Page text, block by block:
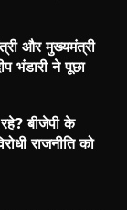
और मुख्यमंत्री
भंडारी ने पूछा
बीजेपी के
राजनीति को